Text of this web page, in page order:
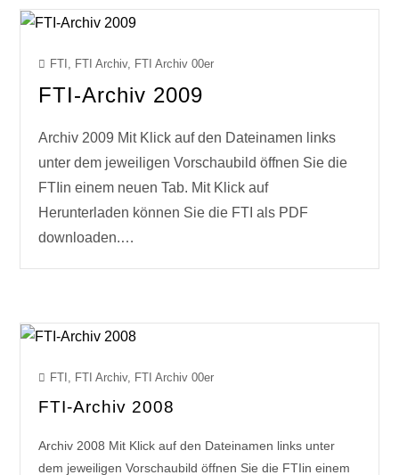
FTI FTI Archiv, FTI Archiv 00er
FTI-Archiv 2009
Archiv 2009 Mit Klick auf den Dateinamen links
unter dem jeweiligen Vorschaubild öffnen Sie die
FTIin einem neuen Tab. Mit Klick auf
Herunterladen können Sie die FTI als PDF
downloaden.…
FTI FTI Archiv, FTI Archiv 00er
FTI-Archiv 2008
Archiv 2008 Mit Klick auf den Dateinamen links unter
dem jeweiligen Vorschaubild öffnen Sie die FTIin einem